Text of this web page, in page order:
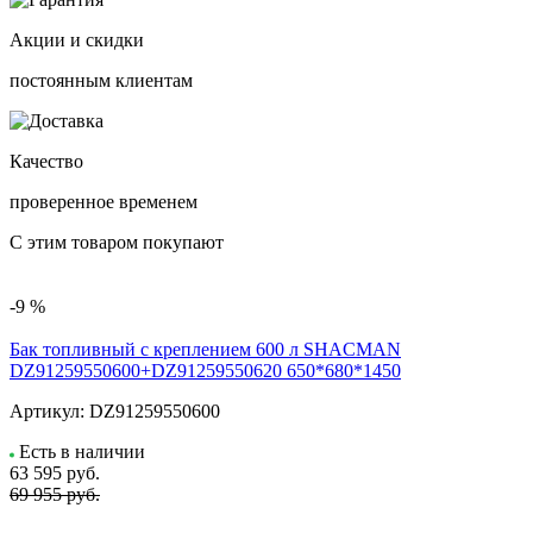
Акции и скидки
постоянным клиентам
Качество
проверенное временем
С этим товаром покупают
-9 %
Бак топливный с креплением 600 л SHACMAN
DZ91259550600+DZ91259550620 650*680*1450
Артикул: DZ91259550600
Есть в наличии
63 595 руб.
69 955 руб.